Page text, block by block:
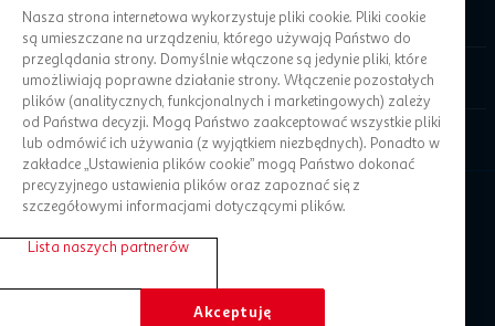
O Auchan
Informacje prawne
Pomoc
Nasza strona internetowa wykorzystuje pliki cookie. Pliki cookie
są umieszczane na urządzeniu, którego używają Państwo do
przeglądania strony. Domyślnie włączone są jedynie pliki, które
umożliwiają poprawne działanie strony. Włączenie pozostałych
plików (analitycznych, funkcjonalnych i marketingowych) zależy
od Państwa decyzji. Mogą Państwo zaakceptować wszystkie pliki
lub odmówić ich używania (z wyjątkiem niezbędnych). Ponadto w
zakładce „Ustawienia plików cookie” mogą Państwo dokonać
precyzyjnego ustawienia plików oraz zapoznać się z
szczegółowymi informacjami dotyczącymi plików.
Lista naszych partnerów
Akceptuję